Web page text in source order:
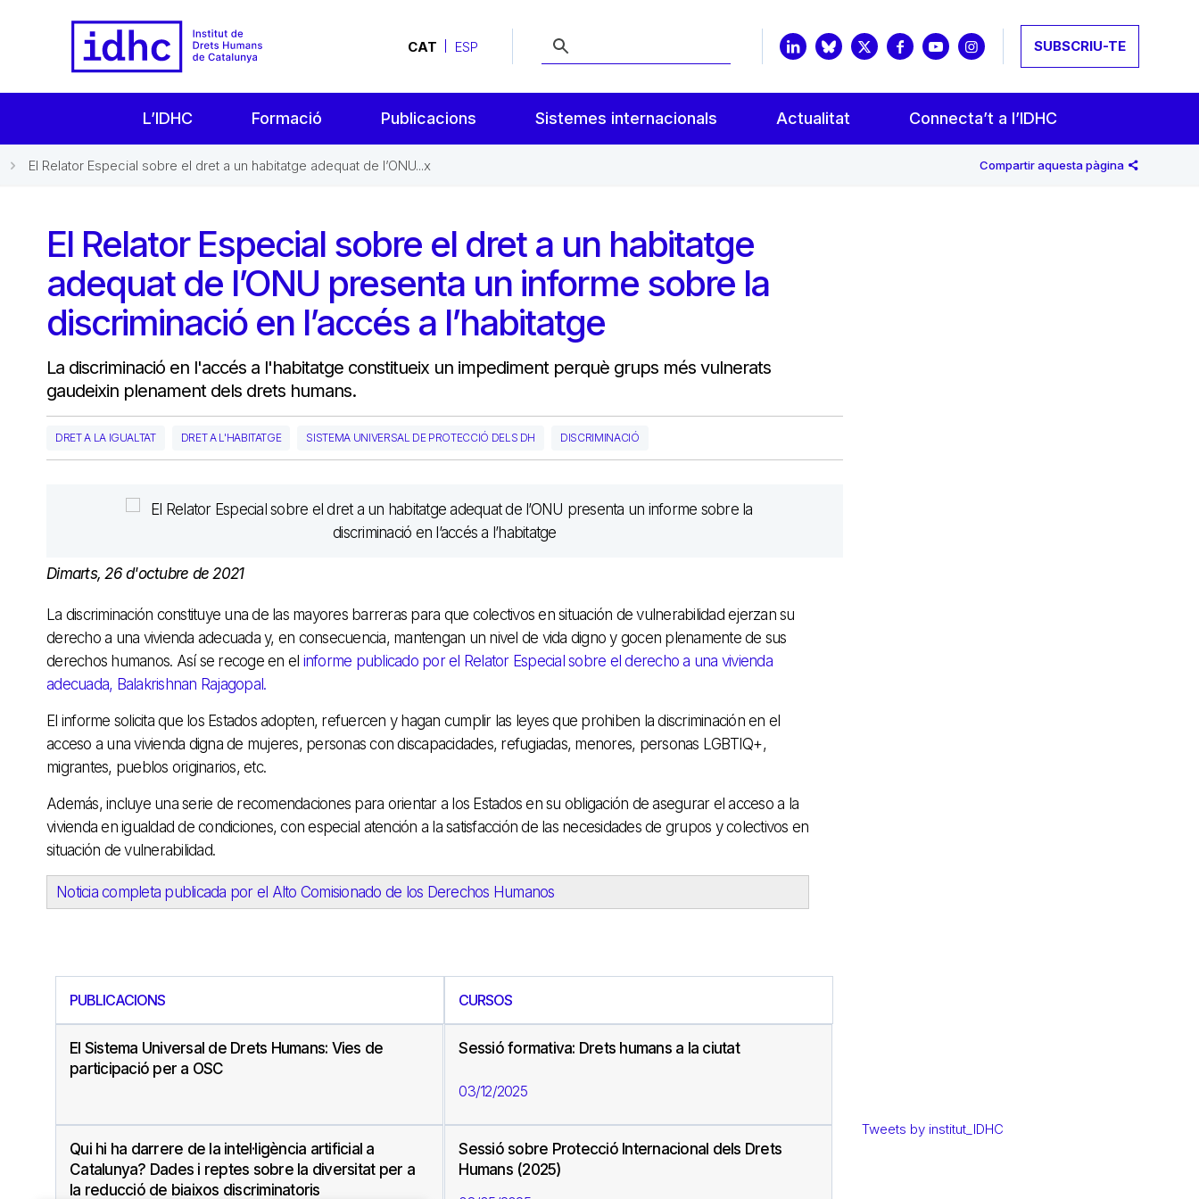
CAT ESP SUBSCRIU-TE
L’IDHC Formació Publicacions Sistemes internacionals Actualitat Connecta’t a l’IDHC
El Relator Especial sobre el dret a un habitatge adequat de l’ONU...x Compartir aquesta pàgina
El Relator Especial sobre el dret a un habitatge
adequat de l’ONU presenta un informe sobre la
discriminació en l’accés a l’habitatge
La discriminació en l'accés a l'habitatge constitueix un impediment perquè grups més vulnerats
gaudeixin plenament dels drets humans.
DRET A LA IGUALTAT DRET A L'HABITATGE SISTEMA UNIVERSAL DE PROTECCIÓ DELS DH DISCRIMINACIÓ
Dimarts, 26 d'octubre de 2021
La discriminación constituye una de las mayores barreras para que colectivos en situación de vulnerabilidad ejerzan su
derecho a una vivienda adecuada y, en consecuencia, mantengan un nivel de vida digno y gocen plenamente de sus
derechos humanos. Así se recoge en el informe publicado por el Relator Especial sobre el derecho a una vivienda
adecuada, Balakrishnan Rajagopal.
El informe solicita que los Estados adopten, refuercen y hagan cumplir las leyes que prohiben la discriminación en el
acceso a una vivienda digna de mujeres, personas con discapacidades, refugiadas, menores, personas LGBTIQ+,
migrantes, pueblos originarios, etc.
Además, incluye una serie de recomendaciones para orientar a los Estados en su obligación de asegurar el acceso a la
vivienda en igualdad de condiciones, con especial atención a la satisfacción de las necesidades de grupos y colectivos en
situación de vulnerabilidad.
Noticia completa publicada por el Alto Comisionado de los Derechos Humanos
PUBLICACIONS
El Sistema Universal de Drets Humans: Vies de
participació per a OSC
Qui hi ha darrere de la intel·ligència artificial a
Catalunya? Dades i reptes sobre la diversitat per a
la reducció de biaixos discriminatoris
CURSOS
Sessió formativa: Drets humans a la ciutat
03/12/2025
Sessió sobre Protecció Internacional dels Drets
Humans (2025)
Tweets by institut_IDHC